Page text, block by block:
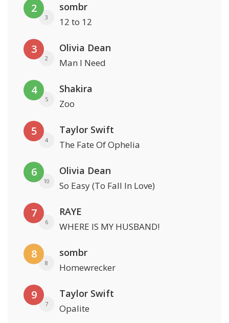
2
3
sombr
12 to 12
3
2
Olivia Dean
Man I Need
4
5
Shakira
Zoo
5
4
Taylor Swift
The Fate Of Ophelia
6
10
Olivia Dean
So Easy (To Fall In Love)
7
6
RAYE
WHERE IS MY HUSBAND!
8
8
sombr
Homewrecker
9
7
Taylor Swift
Opalite